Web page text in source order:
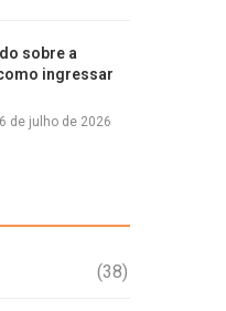
sobre a
ingressar
6 de julho de 2026
(38)